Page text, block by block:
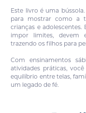
Este livro é uma
para mostrar como a
crianças e adolescentes.
impor limites, devem
trazendo os filhos para
Com ensinamentos
atividades práticas,
equilíbrio entre telas,
um legado de fé.